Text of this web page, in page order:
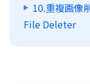
10.重複画像
File Deleter